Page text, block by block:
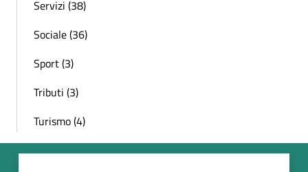
Servizi (38)
Sociale (36)
Sport (3)
Tributi (3)
Turismo (4)